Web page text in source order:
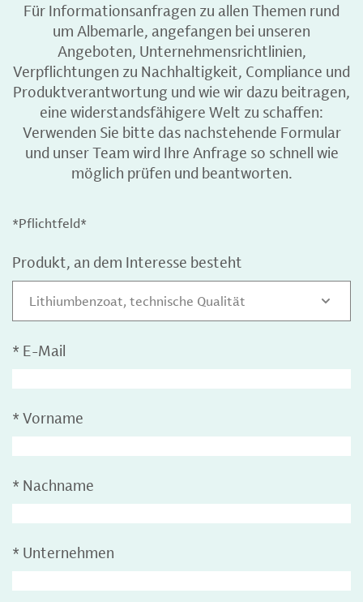
Für Informationsanfragen zu allen Themen rund
um Albemarle, angefangen bei unseren
Angeboten, Unternehmensrichtlinien,
Verpflichtungen zu Nachhaltigkeit, Compliance und
Produktverantwortung und wie wir dazu beitragen,
eine widerstandsfähigere Welt zu schaffen:
Verwenden Sie bitte das nachstehende Formular
und unser Team wird Ihre Anfrage so schnell wie
möglich prüfen und beantworten.
*Pflichtfeld*
Produkt, an dem Interesse besteht
Lithiumbenzoat, technische Qualität
* E-Mail
* Vorname
* Nachname
* Unternehmen